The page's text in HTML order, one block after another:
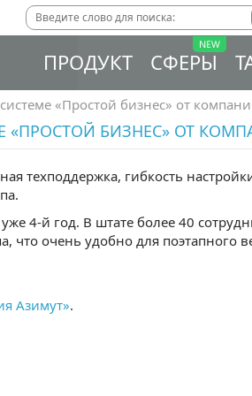
ПРОДУКТ СФЕРЫ
«Простой бизнес» от
«ПРОСТОЙ БИЗНЕС» ОТ
техподдержка, гибкость
4-й год. В штате более 40
что очень удобно для поэтапного
Азимут».